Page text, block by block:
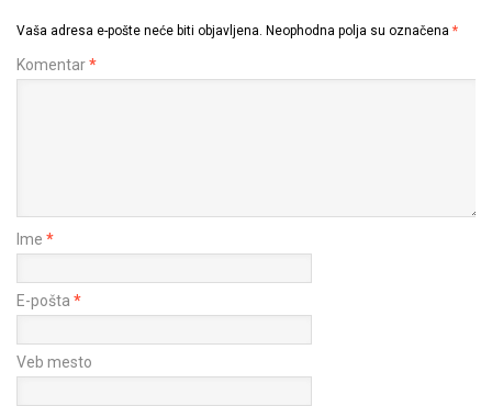
Vaša adresa e-pošte neće biti objavljena. Neophodna polja su označena *
Komentar*
Ime *
E-pošta *
Veb mesto